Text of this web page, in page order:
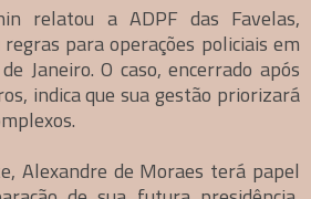
relatou a ADPF das Favelas,
para operações policiais em
Janeiro. O caso, encerrado após
indica que sua gestão priorizará
Alexandre de Moraes terá papel